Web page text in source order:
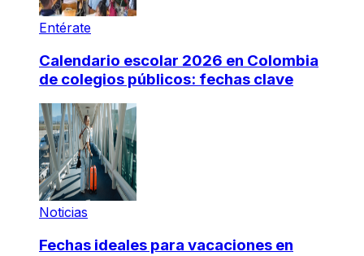
Entérate
Calendario escolar 2026 en Colombia
de colegios públicos: fechas clave
Noticias
Fechas ideales para vacaciones en